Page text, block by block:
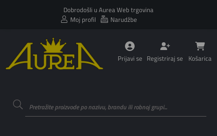
Dobrodošli u Aurea Web trgovina
Moj profil
Narudžbe
Prijavi se Registriraj se Košarica